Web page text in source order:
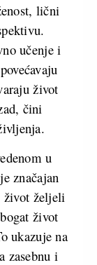
lični
učenje i
život
čini
u
značajan
željeli
život
ukazuje na
zasebnu i